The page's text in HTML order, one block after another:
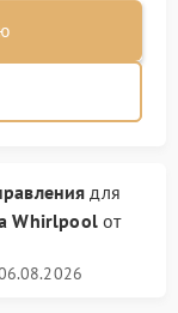
для
Whirlpoolот